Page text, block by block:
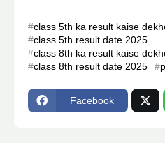
class 5th ka result kaise
class 5th result date 2025
class 8th ka result kaise
class 8th result date 2025
Facebook